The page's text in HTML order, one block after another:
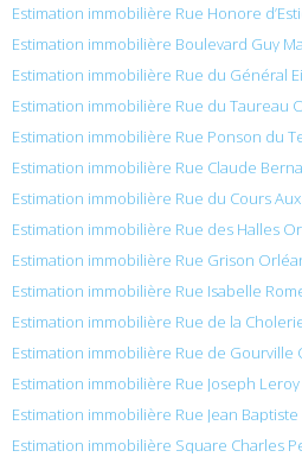
Estimation immobilière Rue Honore
Estimation immobilière Boulevard Guy
Estimation immobilière Rue du Général
Estimation immobilière Rue du Taureau
Estimation immobilière Rue Ponson du
Estimation immobilière Rue Claude
Estimation immobilière Rue du Cours
Estimation immobilière Rue des Halles
Estimation immobilière Rue Grison
Estimation immobilière Rue Isabelle
Estimation immobilière Rue de la
Estimation immobilière Rue de Gourville
Estimation immobilière Rue Joseph
Estimation immobilière Rue Jean
Estimation immobilière Square Charles